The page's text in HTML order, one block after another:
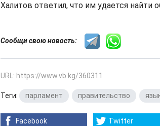
Халитов ответил, что им удается найти
Сообщи свою новость:
URL: https://www.vb.kg/360311
Теги: парламент правительство
Facebook Twitter